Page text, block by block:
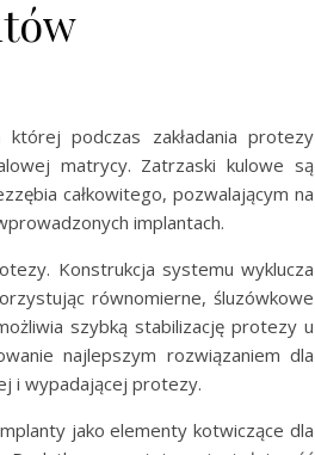
podczas zakładania protezy
matrycy. Zatrzaski kulowe są
całkowitego, pozwalającym na
implantach.
Konstrukcja systemu wyklucza
równomierne, śluzówkowe
szybką stabilizację protezy u
najlepszym rozwiązaniem dla
i wypadającej protezy.
jako elementy kotwiczące dla